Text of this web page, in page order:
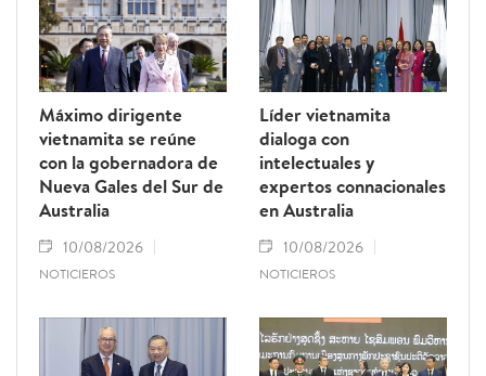
Máximo dirigente
vietnamita se reúne
con la gobernadora de
Nueva Gales del Sur de
Australia
10/08/2026
NOTICIEROS
Líder vietnamita
dialoga con
intelectuales y
expertos connacionales
en Australia
10/08/2026
NOTICIEROS